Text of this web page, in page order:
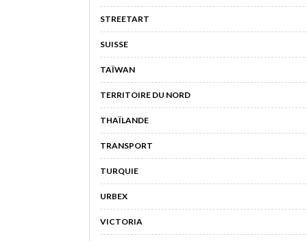
STREETART
SUISSE
TAÏWAN
TERRITOIRE DU NORD
THAÏLANDE
TRANSPORT
TURQUIE
URBEX
VICTORIA